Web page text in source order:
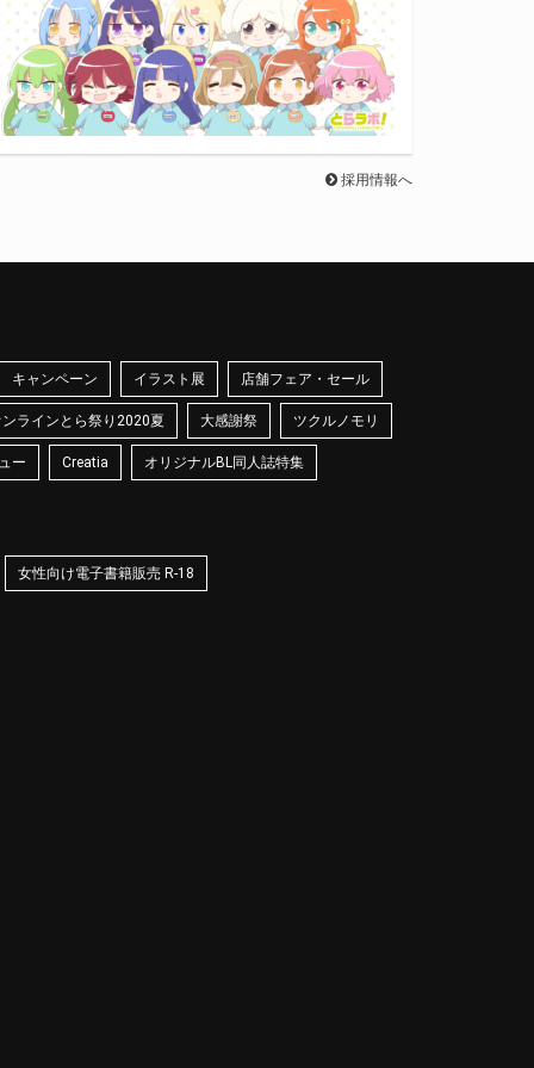
採用情報へ
キャンペーン イラスト展 店舗フェア・セール
ラインとら祭り2020夏 大感謝祭 ツクルノモリ
ー Creatia オリジナルBL同人誌特集
女性向け電子書籍販売 R-18